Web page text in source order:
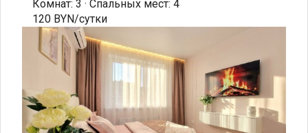
Комнат: 3 · Спальных мест: 4
120 BYN/сутки